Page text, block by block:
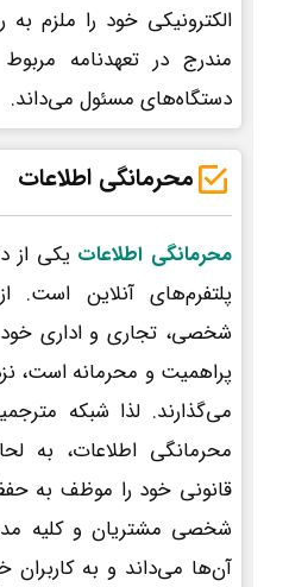
الکترونیکی خود را ملزم
مندرج در تعهدنامه
دستگاه‌های مسئول می‌داند.
محرمانگی اطلاعات
محرمانگی اطلاعات یکی از
پلتفرم‌های آنلاین است.
شخصی، تجاری و اداری خود
پراهمیت و محرمانه است،
می‌گذارند. لذا شبکه
محرمانگی اطلاعات، به
قانونی خود را موظف به
شخصی مشتریان و کلیه
آن‌ها می‌داند و به